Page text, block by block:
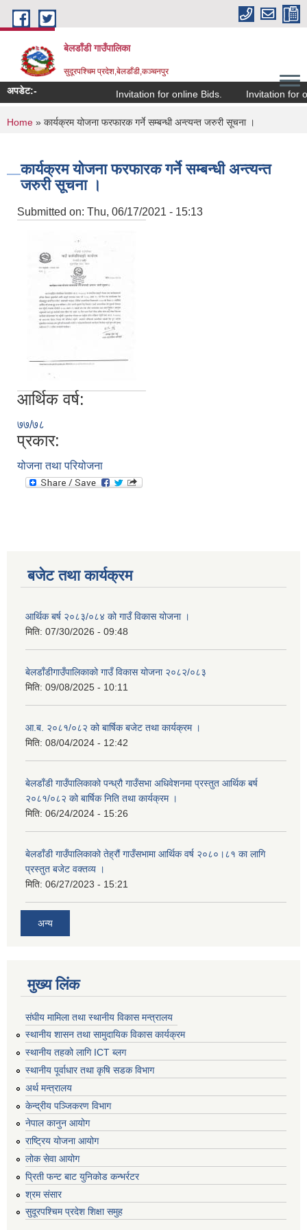
Skip to main content
बेलडाँडी गाउँपालिका
सुदूरपश्चिम प्रदेश,बेलडाँडी,कञ्चनपुर
अपडेट:- Invitation for online Bids. Invitation for
You are here
Home » कार्यक्रम योजना फरफारक गर्ने सम्बन्धी अन्त्यन्त जरुरी सूचना ।
कार्यक्रम योजना फरफारक गर्ने सम्बन्धी अन्त्यन्त
जरुरी सूचना ।
Submitted on: Thu, 06/17/2021 - 15:13
आर्थिक वर्ष:
७७/७८
प्रकार:
योजना तथा परियोजना
बजेट तथा कार्यक्रम
आर्थिक बर्ष २०८३/०८४ को गाउँ विकास योजना ।
मिति: 07/30/2026 - 09:48
बेलडाँडीगाउँपालिकाको गाउँ विकास योजना २०८२/०८३
मिति: 09/08/2025 - 10:11
आ.ब. २०८१/०८२ को बार्षिक बजेट तथा कार्यक्रम ।
मिति: 08/04/2024 - 12:42
बेलडाँडी गाउँपालिकाको पन्ध्रौ गाउँसभा अधिवेशनमा प्रस्तुत आर्थिक बर्ष
२०८१/०८२ को बार्षिक निति तथा कार्यक्रम ।
मिति: 06/24/2024 - 15:26
बेलडाँडी गाउँपालिकाको तेह्रौं गाउँसभामा आर्थिक वर्ष २०८०।८१ का लागि
प्रस्तुत बजेट वक्तव्य ।
मिति: 06/27/2023 - 15:21
अन्य
मुख्य लिंक
संघीय मामिला तथा स्थानीय विकास मन्त्रालय
स्थानीय शासन तथा सामुदायिक विकास कार्यक्रम
स्थानीय तहको लागि ICT ब्लग
स्थानीय पूर्वाधार तथा कृषि सडक विभाग
अर्थ मन्त्रालय
केन्द्रीय पञ्जिकरण विभाग
नेपाल कानुन आयोग
राष्ट्रिय योजना आयोग
लोक सेवा आयोग
प्रिती फन्ट बाट युनिकोड कन्भर्रटर
श्रम संसार
सुदूरपश्चिम प्रदेश शिक्षा समुह